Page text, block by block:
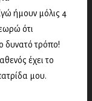
ήμουν μόλις 4
ότι
δυνατό τρόπο!
έχει το
μου.